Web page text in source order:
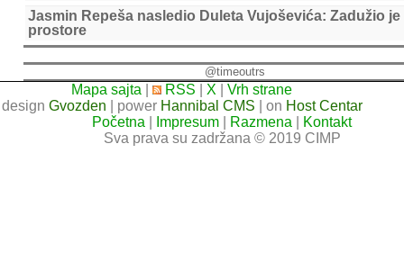
Jasmin Repeša nasledio Duleta Vujoševića: Zadužio je
prostore
@timeoutrs
Mapa sajta | RSS X |Vrh strane
design Gvozden | power Hannibal CMS | on Host Centar
Početna
Impresum Razmena
Kontakt
Sva prava su zadržana © 2019 CIMP